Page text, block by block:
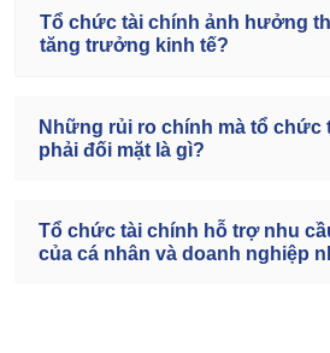
Tổ chức tài chính ảnh hưởng
tăng trưởng kinh tế?
Những rủi ro chính mà tổ chức
phải đối mặt là gì?
Tổ chức tài chính hỗ trợ nhu
của cá nhân và doanh nghiệp